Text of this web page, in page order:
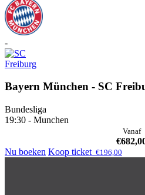
-
Bayern München - SC
Bundesliga
19:30 - Munchen
Vanaf
€
Nu boeken Koop ticket €196,00